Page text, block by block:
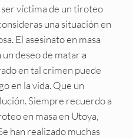
ser víctima de un tiroteo
una situación en
El asesinato en masa
deseo de matar a
en tal crimen puede
en la vida. Que un
Siempre recuerdo a
en masa en Utoya,
han realizado muchas